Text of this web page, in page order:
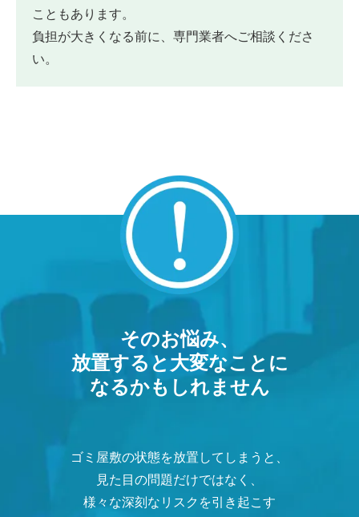
こともあります。
負担が大きくなる前に、専門業者へご相談くださ
い。
そのお悩み、
放置すると大変なことに
なるかもしれません
ゴミ屋敷の状態を放置してしまうと、
見た目の問題だけではなく、
様々な深刻なリスクを引き起こす